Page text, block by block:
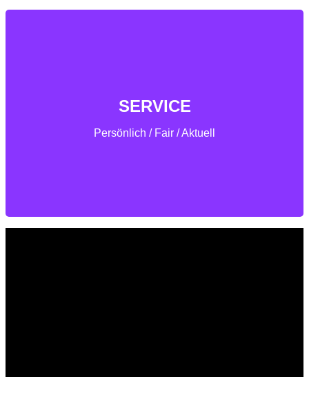
SERVICE
Persönlich / Fair / Aktuell